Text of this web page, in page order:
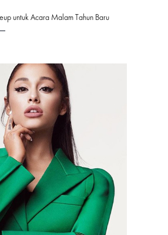
untuk Acara Malam Tahun Baru